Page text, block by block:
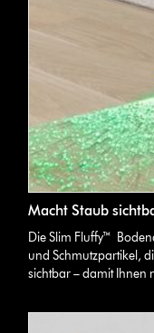
Macht Staub
Die Slim Fluffy™
und Schmutzpartikel,
sichtbar – damit Ihnen